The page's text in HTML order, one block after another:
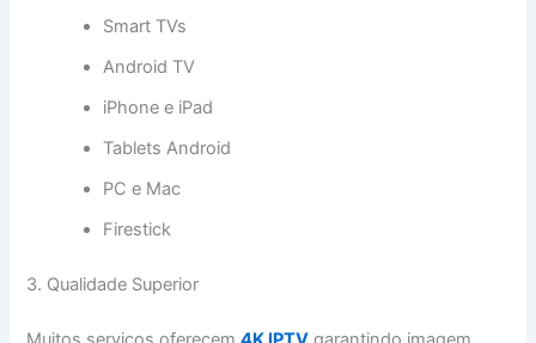
Smart TVs
Android TV
iPhone e iPad
Tablets Android
PC e Mac
Firestick
3. Qualidade Superior